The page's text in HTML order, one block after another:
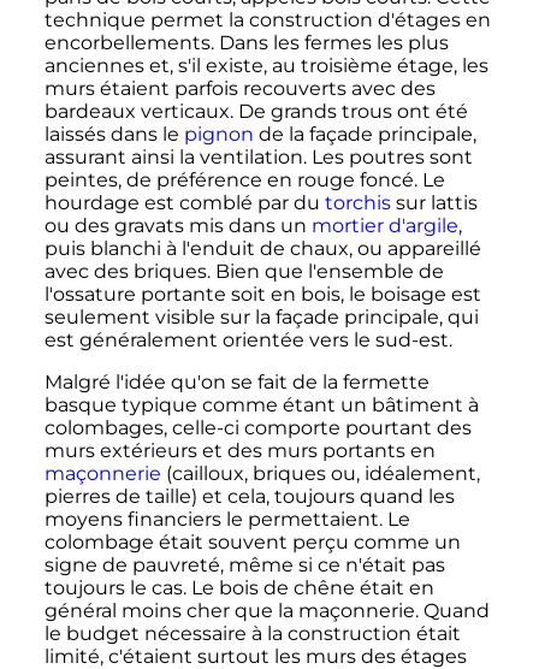
technique permet la construction d'étages en
encorbellements. Dans les fermes les plus
anciennes et, s'il existe, au troisième étage, les
murs étaient parfois recouverts avec des
bardeaux verticaux. De grands trous ont été
laissés dans le pignon de la façade principale,
assurant ainsi la ventilation. Les poutres sont
peintes, de préférence en rouge foncé. Le
hourdage est comblé par du torchissur lattis
ou des gravats mis dans un mortier d'argile,
puis blanchi à l'enduit de chaux, ou appareillé
avec des briques. Bien que l'ensemble de
l'ossature portante soit en bois, le boisage est
seulement visible sur la façade principale, qui
est généralement orientée vers le sud-est.
Malgré l'idée qu'on se fait de la fermette
basque typique comme étant un bâtiment à
colombages, celle-ci comporte pourtant des
murs extérieurs et des murs portants en
maçonnerie (cailloux, briques ou, idéalement,
pierres de taille) et cela, toujours quand les
moyens financiers le permettaient. Le
colombage était souvent perçu comme un
signe de pauvreté, même si ce n'était pas
toujours le cas. Le bois de chêne était en
général moins cher que la maçonnerie. Quand
le budget nécessaire à la construction était
limité, c'étaient surtout les murs des étages